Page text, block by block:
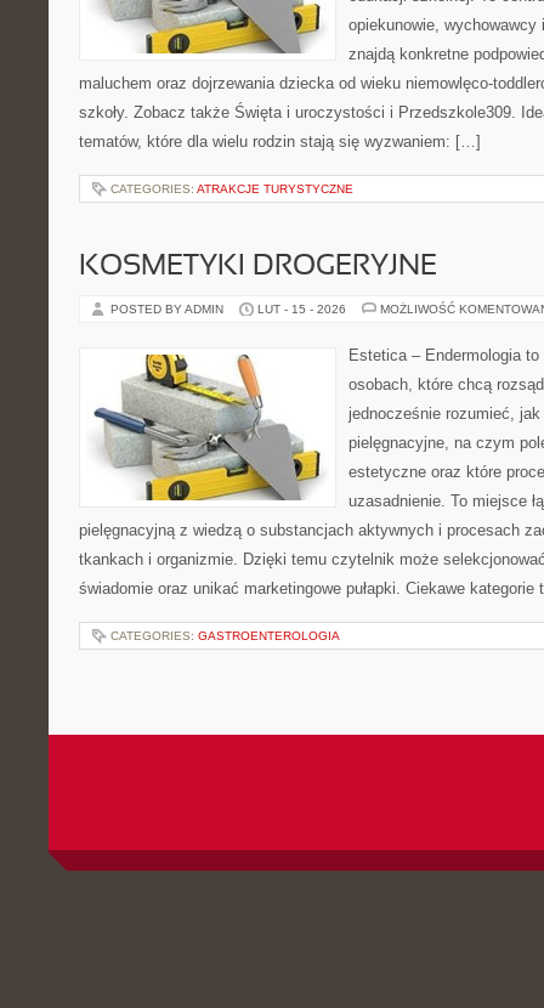
opiekunowie,
znajdą konkretne
maluchem oraz dojrzewania dziecka od wieku niemowlęco-
szkoły. Zobacz także Święta i uroczystości i Przedszkole309.
tematów, które dla wielu rodzin stają się wyzwaniem: […]
CATEGORIES: ATRAKCJE TURYSTYCZNE
KOSMETYKI DROGERYJNE
POSTED BY ADMIN LUT - 15 - 2026 MOŻLIWOŚĆ
Estetica – Endermologia
osobach, które chcą
jednocześnie rozumieć, jak
pielęgnacyjne, na czym
estetyczne oraz które
uzasadnienie. To miejsce
pielęgnacyjną z wiedzą o substancjach aktywnych i procesach
tkankach i organizmie. Dzięki temu czytelnik może
świadomie oraz unikać marketingowe pułapki. Ciekawe
CATEGORIES: GASTROENTEROLOGIA